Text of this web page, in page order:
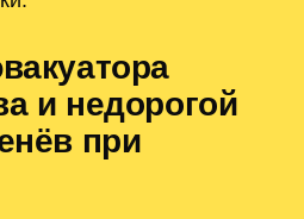
и недорогой
при